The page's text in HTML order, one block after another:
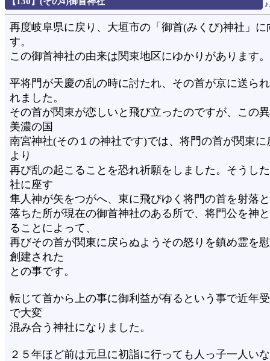
再度岐阜県に戻り、大垣市の「御首(みくび)神社」に
す。
この御首神社の由来は関東地区にゆかりがあります。
平将門が天慶の乱の時に討たれ、その首が京に送ら
れました。
その首が関東が恋しいと飛び立ったのですが、この
美濃の国
南宮神社(その１の神社です)では、将門の首が関東に
より
再び乱の起こることを恐れ祈願をしました。そうし
社に座す
隼人神が矢をつがへ、東に飛びゆく将門の首を射落
落ちた所が現在の御首神社のある所で、将門公を神
ることによって、
再びその首が関東に戻らぬようその怒りを鎮め霊を
創建された
との事です。
転じて首から上の事に御利益が有るという事で近年
で大変
混み合う神社になりました。
２５年ほど前は元旦に初詣に行っても人っ子一人い